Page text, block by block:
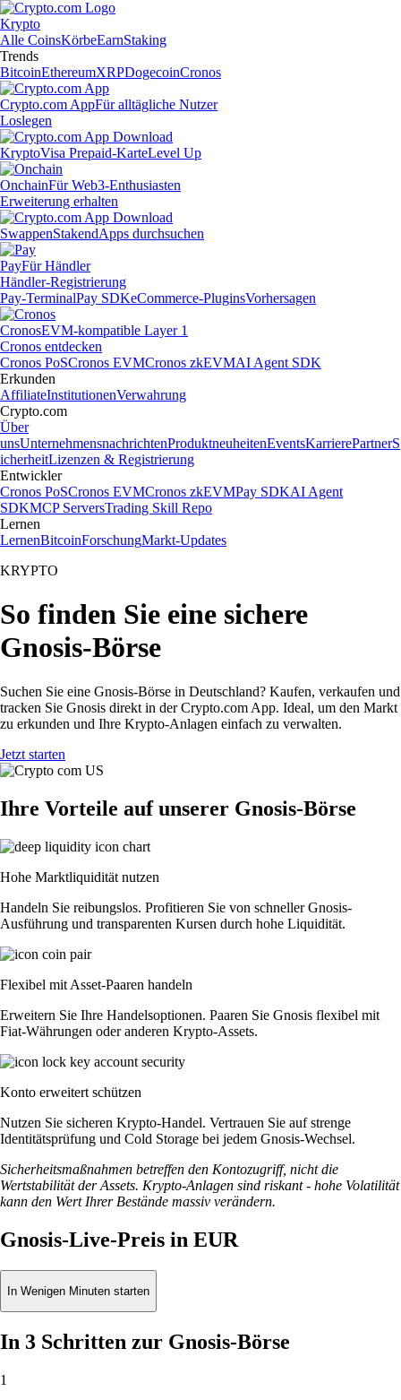
Krypto
Alle CoinsKörbeEarnStaking
Trends
BitcoinEthereumXRPDogecoinCronos
Crypto.com AppFür alltägliche Nutzer
Loslegen
KryptoVisa Prepaid-KarteLevel Up
OnchainFür Web3-Enthusiasten
Erweiterung erhalten
SwappenStakendApps durchsuchen
PayFür Händler
Händler-Registrierung
Pay-TerminalPay SDKeCommerce-PluginsVorhersagen
CronosEVM-kompatible Layer 1
Cronos entdecken
Cronos PoSCronos EVMCronos zkEVMAI Agent SDK
Erkunden
AffiliateInstitutionenVerwahrung
Crypto.com
Über
unsUnternehmensnachrichtenProduktneuheitenEventsKarrierePartnerS
icherheitLizenzen & Registrierung
Entwickler
Cronos PoSCronos EVMCronos zkEVMPay SDKAI Agent
SDKMCP ServersTrading Skill Repo
Lernen
LernenBitcoinForschungMarkt-Updates
KRYPTO
So finden Sie eine sichere
Gnosis-Börse
Suchen Sie eine Gnosis-Börse in Deutschland? Kaufen, verkaufen und
tracken Sie Gnosis direkt in der Crypto.com App. Ideal, um den Markt
zu erkunden und Ihre Krypto-Anlagen einfach zu verwalten.
Jetzt starten
Ihre Vorteile auf unserer Gnosis-Börse
Hohe Marktliquidität nutzen
Handeln Sie reibungslos. Profitieren Sie von schneller Gnosis-
Ausführung und transparenten Kursen durch hohe Liquidität.
Flexibel mit Asset-Paaren handeln
Erweitern Sie Ihre Handelsoptionen. Paaren Sie Gnosis flexibel mit
Fiat-Währungen oder anderen Krypto-Assets.
Konto erweitert schützen
Nutzen Sie sicheren Krypto-Handel. Vertrauen Sie auf strenge
Identitätsprüfung und Cold Storage bei jedem Gnosis-Wechsel.
Sicherheitsmaßnahmen betreffen den Kontozugriff, nicht die
Wertstabilität der Assets. Krypto-Anlagen sind riskant - hohe Volatilität
kann den Wert Ihrer Bestände massiv verändern.
Gnosis-Live-Preis in EUR
In Wenigen Minuten starten
In 3 Schritten zur Gnosis-Börse
1